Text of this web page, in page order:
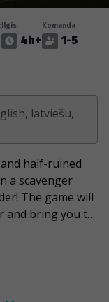
Ilgis
4h+
Komanda
1-5
latviešu,
half-ruined
a scavenger
The game will
and bring you to
feet in two
the haunted
series
dreamer